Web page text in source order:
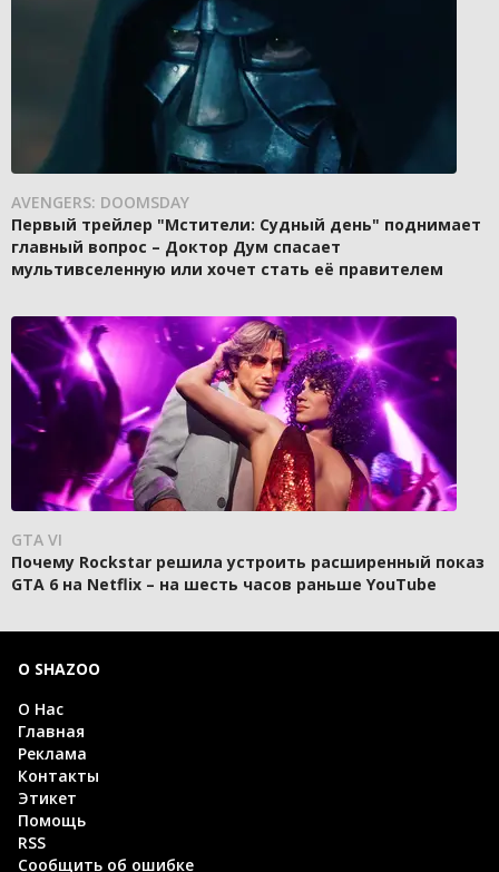
AVENGERS: DOOMSDAY
Первый трейлер "Мстители: Судный день" поднимает
главный вопрос – Доктор Дум спасает
мультивселенную или хочет стать её правителем
GTA VI
Почему Rockstar решила устроить расширенный показ
GTA 6 на Netflix – на шесть часов раньше YouTube
О SHAZOO
О Нас
Главная
Реклама
Контакты
Этикет
Помощь
RSS
Сообщить об ошибке